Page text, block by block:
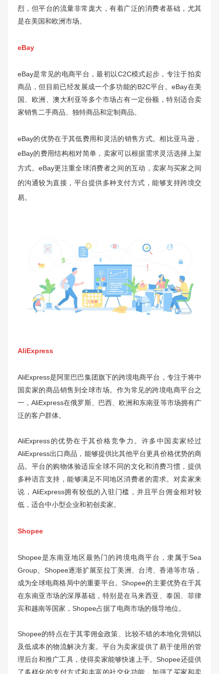
烈，但平台的流量非常庞大，有着广泛的消费者基础，尤其
是在美国和欧洲市场。
eBay
eBay是常见的电商平台，最初以C2C模式起步，专注于拍卖
商品，但目前已经发展成一个多功能的B2C平台。eBay在美
国、欧洲、澳大利亚等多个市场占有一定份额，特别适合卖
家销售二手商品、独特商品和定制商品。
eBay的优势在于其低费用和灵活的销售方式。相比亚马逊，
eBay的费用结构相对简单，卖家可以根据需求灵活选择上架
方式。eBay更注重全球消费者之间的互动，卖家与买家之间
的沟通较为直接，平台提供多种支付方式，能够支持跨境交
易。
AliExpress
AliExpress是阿里巴巴集团旗下的跨境电商平台，专注于将中
国卖家的商品销售到全球市场。作为常见的跨境电商平台之
一，AliExpress在俄罗斯、巴西、欧洲和东南亚等市场拥有广
泛的客户群体。
AliExpress的优势在于其价格竞争力。许多中国卖家经过
AliExpress出口商品，能够提供比其他平台更具价格优势的商
品。平台的购物体验适应全球不同的文化和消费习惯，提供
多种语言支持，能够满足不同地区消费者的需求。对卖家来
说，AliExpress拥有较低的入驻门槛，并且平台佣金相对较
低，适合中小型企业和初创卖家。
Shopee
Shopee是东南亚地区最热门的跨境电商平台，隶属于Sea
Group。Shopee逐渐扩展至拉丁美洲、台湾、香港等市场，
成为全球电商格局中的重要平台。Shopee的主要优势在于其
在东南亚市场的深厚基础，特别是在马来西亚、泰国、菲律
宾和越南等国家，Shopee占据了电商市场的领导地位。
Shopee的特点在于其零佣金政策、比较不错的本地化营销以
及低成本的物流解决方案。平台为卖家提供了易于使用的管
理后台和推广工具，使得卖家能够快速上手。Shopee还提供
了多样化的支付方式和丰富的社交化功能，加强了买家和卖